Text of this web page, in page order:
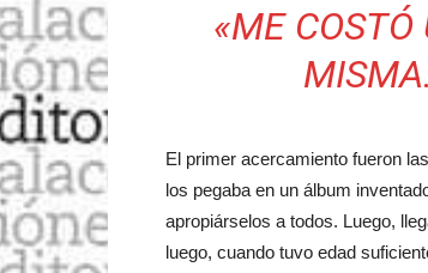
«ME
El primer acercamiento fueron
los pegaba en un álbum
apropiárselos a todos. Luego,
luego, cuando tuvo edad